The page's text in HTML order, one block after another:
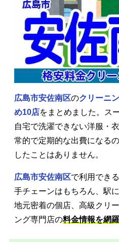
広島市安佐南区のクリーニ
め10店をまとめました。ス
自宅で洗濯できない洋服・
常的で定期的な出費になる
したことはありません。
広島市安佐南区で利用でき
手チェーンはもちろん、駅
地元密着の個店、高級クリ
ング専門店の料金情報を網